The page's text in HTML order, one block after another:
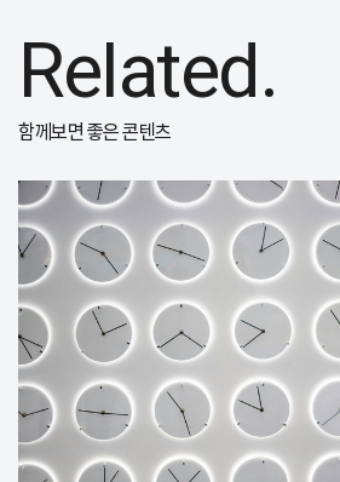
Related.
함께보면 좋은 콘텐츠